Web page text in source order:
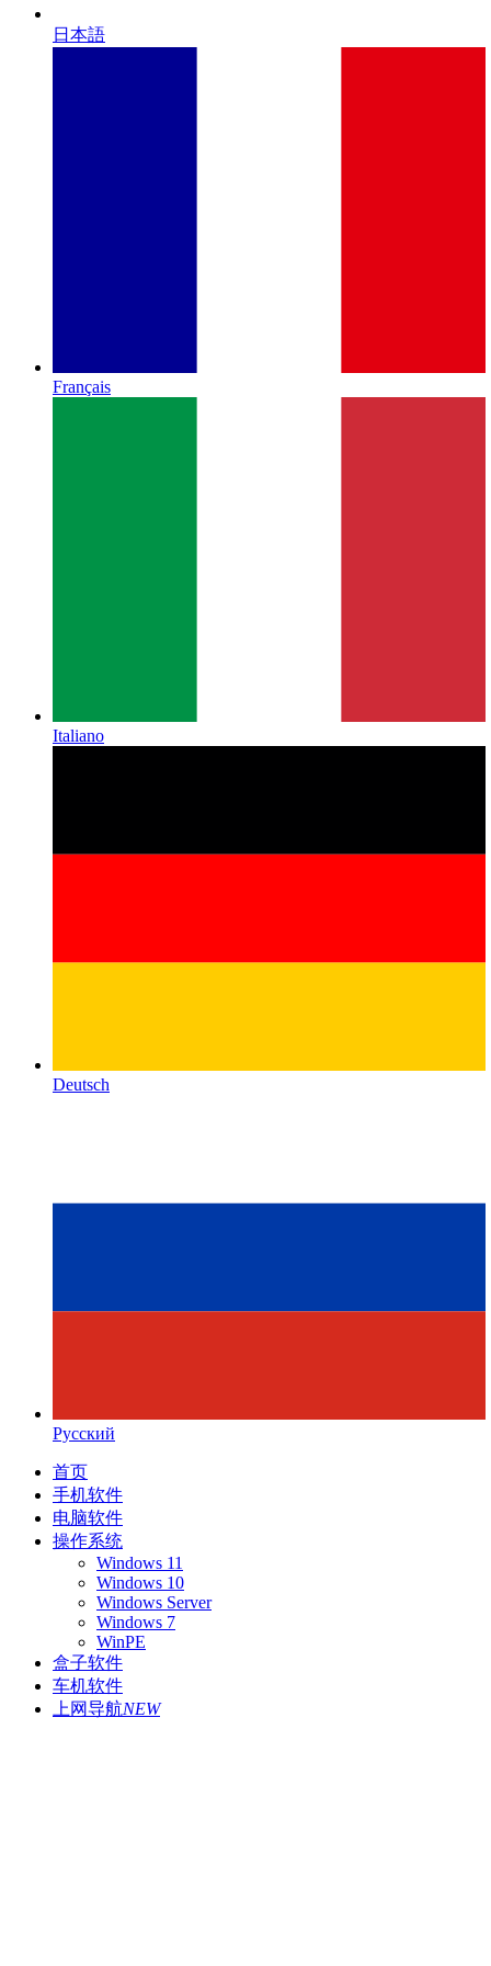
日本語
Français
Italiano
Deutsch
Русский
首页
手机软件
电脑软件
操作系统
Windows 11
Windows 10
Windows Server
Windows 7
WinPE
盒子软件
车机软件
上网导航NEW